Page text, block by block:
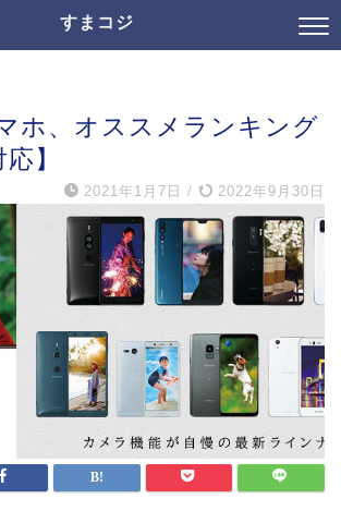
すまコジ
ホ、オススメランキング
】
2021年1月7日 / 2022年9月30日